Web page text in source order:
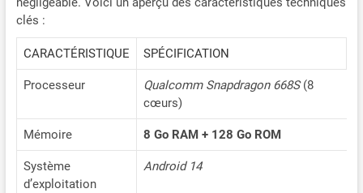
streaming audio fluide.
Compatible avec USB DVR,
TPMS, DAB+, caméra de
recul, ainsi qu’avec le WiFi et
la 4G. L’écran IPS Ultra HD
10,25 pouces offre des
couleurs vives, une image
nette et une expérience de
conduite moderne et
clés :
CARACTÉRISTIQUE SPÉCIFICATION
Processeur Qualcomm Snapdragon 668S(8
cœurs)
Mémoire 8 Go RAM + 128 Go ROM
Système
d’exploitation
Android 14